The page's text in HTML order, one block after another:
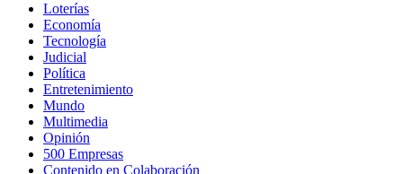
Loterías
Economía
Tecnología
Judicial
Política
Entretenimiento
Mundo
Multimedia
Opinión
500 Empresas
Contenido en Colaboración